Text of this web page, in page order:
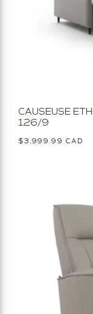
CAUSEUSE
126/9
Prix
$3,999.99 CAD